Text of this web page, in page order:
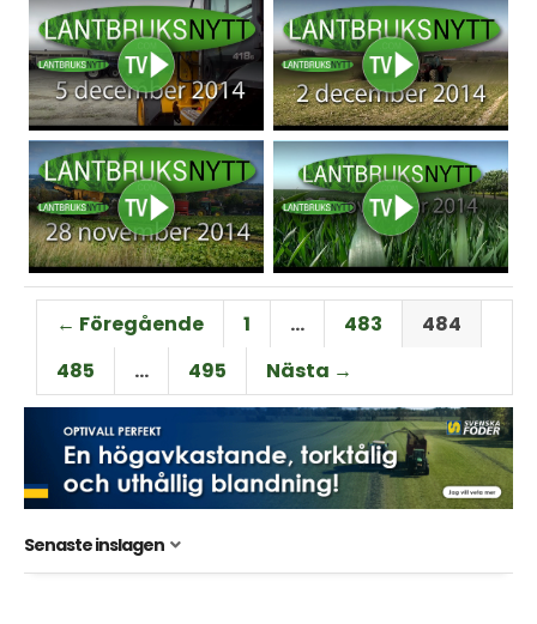
← Föregående 1 … 483
484
485
… 495 Nästa →
Senaste inslagen